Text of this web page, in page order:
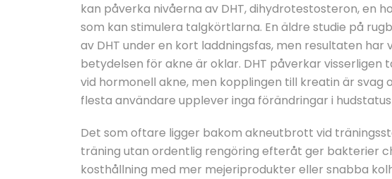
kan påverka nivåerna av DHT, dihydrotestosteron, en
som kan stimulera talgkörtlarna. En äldre studie på
av DHT under en kort laddningsfas, men resultaten
betydelsen för akne är oklar. DHT påverkar
vid hormonell akne, men kopplingen till kreatin är svag
flesta användare upplever inga förändringar i hudstatus
Det som oftare ligger bakom akneutbrott vid
träning utan ordentlig rengöring efteråt ger bakterier
kosthållning med mer mejeriprodukter eller snabba